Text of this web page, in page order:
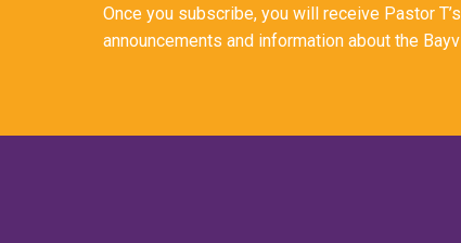
Once you subscribe, you will receive Pastor
announcements and information about the